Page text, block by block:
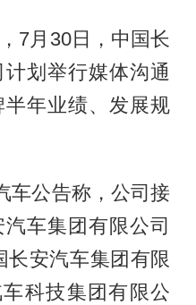
7月30日，中国长
划举行媒体沟通
年业绩、发展规
车公告称，公司接
车集团有限公司
长安汽车集团有限
科技集团有限公